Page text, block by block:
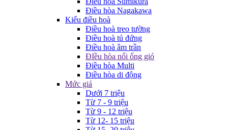
Điều hòa Nagakawa
Kiểu điều hoà
Điều hoà treo tường
Điều hoà tủ đứng
Điều hoà âm trần
ĐIều hòa nối ống gió
Điều hòa Multi
Điều hòa di động
Mức giá
Dưới 7 triệu
Từ 7 - 9 triệu
Từ 9 - 12 triệu
Từ 12- 15 triệu